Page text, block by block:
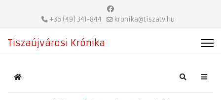
+36 (49) 341-844 kronika@tiszatv.hu
Tiszaújvárosi Krónika
Home Search